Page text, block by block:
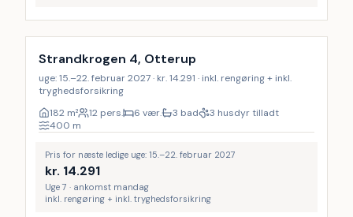
Inkl. rengøring
Strandkrogen 4, Otterup
uge: 15.–22. februar 2027 · kr. 14.291 · inkl. rengøring + inkl.
tryghedsforsikring
182 m² 12 pers. 6 vær. 3 bad
3 husdyr tilladt
400 m
Pris for næste ledige uge: 15.–22. februar 2027
kr. 14.291
Uge 7 · ankomst mandag
inkl. rengøring + inkl. tryghedsforsikring